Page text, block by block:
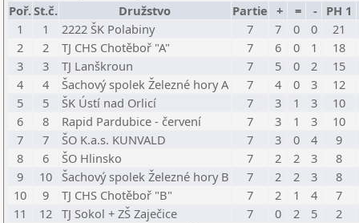
Poř.St.č. Družstvo Partie + = - PH 1
1
1 2222 ŠK Polabiny 7 7 0 0
21
2
2 TJ CHS Chotěboř "A" 7 6 0 1
18
3
3 TJ Lanškroun 7 5 0 2
15
4
4 Šachový spolek Železné hory A 7 4 0 3
12
5
5 ŠK Ústí nad Orlicí 7 3 1 3
10
6
8 Rapid Pardubice - červení 7 3 1 3
10
7
7 ŠO K.a.s. KUNVALD 7 3 0 4
9
8
6 ŠO Hlinsko 7 2 2 3
8
9
10 Šachový spolek Železné hory B 7 2 2 3
8
10
9 TJ CHS Chotěboř "B" 7 2 1 4
7
11
12 TJ Sokol + ZŠ Zaječice 7 0 2 5
2